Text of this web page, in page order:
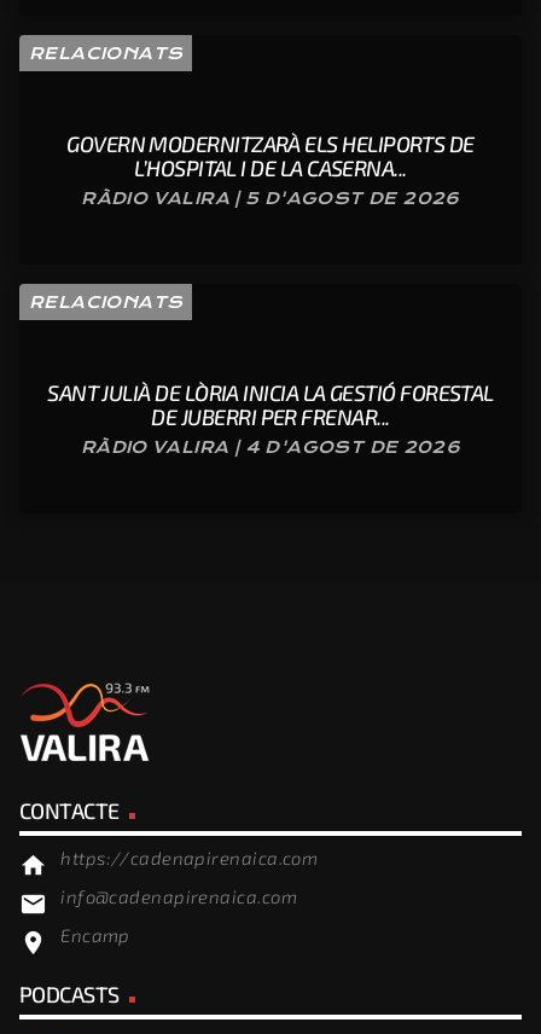
RELACIONATS
GOVERN MODERNITZARÀ ELS HELIPORTS DE
L’HOSPITAL I DE LA CASERNA...
RÀDIO VALIRA | 5 D'AGOST DE 2026
RELACIONATS
SANT JULIÀ DE LÒRIA INICIA LA GESTIÓ FORESTAL
DE JUBERRI PER FRENAR...
RÀDIO VALIRA | 4 D'AGOST DE 2026
CONTACTE
home https://cadenapirenaica.com
email info@cadenapirenaica.com
location_on Encamp
PODCASTS